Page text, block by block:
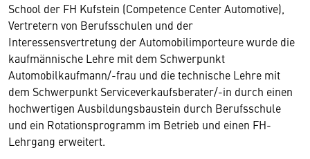
School der FH Kufstein (Competence Center Automotive),
Vertretern von Berufsschulen und der
Interessensvertretung der Automobilimporteure wurde die
kaufmännische Lehre mit dem Schwerpunkt
Automobilkaufmann/-frau und die technische Lehre mit
dem Schwerpunkt Serviceverkaufsberater/-in durch einen
hochwertigen Ausbildungsbaustein durch Berufsschule
und ein Rotationsprogramm im Betrieb und einen FH-
Lehrgang erweitert.